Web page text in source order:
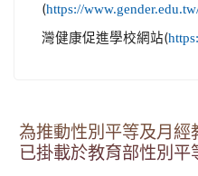
(https://
灣健康促進學校網站(
為推動性別平等及月經
已掛載於教育部性別平